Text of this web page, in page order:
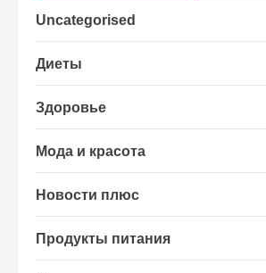
Uncategorised
Диеты
Здоровье
Мода и красота
Новости плюс
Продукты питания